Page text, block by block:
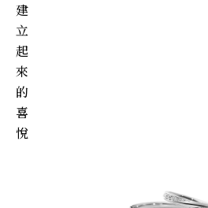
建
立
起
來
的
喜
悅